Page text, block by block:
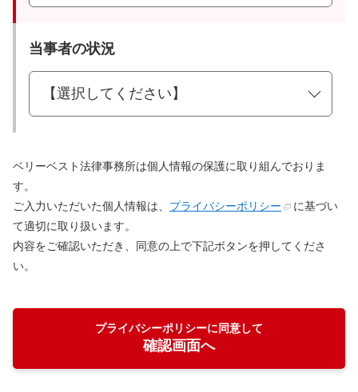
当事者の状況
ベリーベスト法律事務所は個人情報の保護に取り組んでおりま
す。
ご入力いただいた個人情報は、 プライバシーポリシー
に基づい
て適切に取り扱います。
内容をご確認いただき、同意の上で下記ボタンを押してくださ
い。
プライバシーポリシーに同意して
確認画面へ